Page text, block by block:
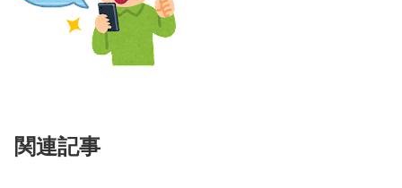
関連記事